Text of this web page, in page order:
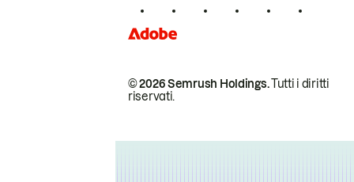
© 2026 Semrush Holdings.Tutti i diritti
riservati.